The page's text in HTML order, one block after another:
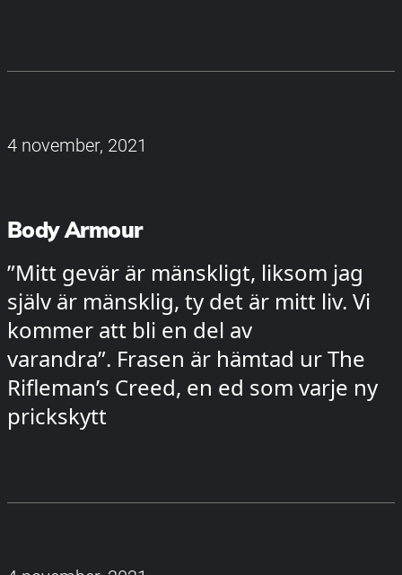
4 november, 2021
Body Armour
”Mitt gevär är mänskligt, liksom jag
själv är mänsklig, ty det är mitt liv. Vi
kommer att bli en del av
varandra”. Frasen är hämtad ur The
Rifleman’s Creed, en ed som varje ny
prickskytt